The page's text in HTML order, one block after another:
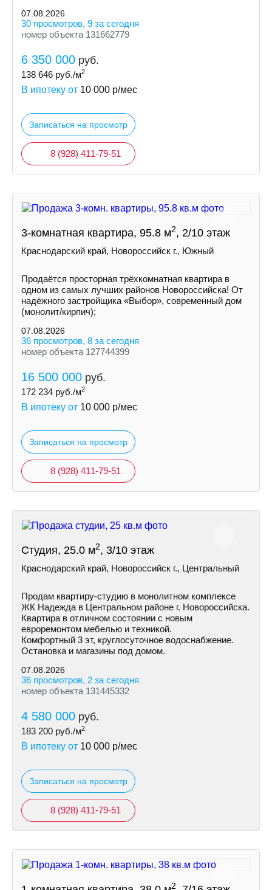
07.08.2026
30 просмотров, 9 за сегодня
номер объекта 131662779
6 350 000 руб.
138 646 руб./м2
В ипотеку от 10 000 р/мес
Записаться на просмотр
8 (928) 411-79-51
3-комнатная квартира, 95.8 м2, 2/10 этаж
Краснодарский край, Новороссийск г., Южный
Продаётся просторная трёхкомнатная квартира в
одном из самых лучших районов Новороссийска! От
надёжного застройщика «Выбор», современный дом
(монолит/кирпич);
07.08.2026
36 просмотров, 8 за сегодня
номер объекта 127744399
16 500 000 руб.
172 234 руб./м2
В ипотеку от 10 000 р/мес
Записаться на просмотр
8 (928) 411-79-51
Студия, 25.0 м2, 3/10 этаж
Краснодарский край, Новороссийск г., Центральный
Продам квартиру-студию в монолитном комплексе
ЖК Надежда в Центральном районе г. Новороссийска.
Квартира в отличном состоянии с новым
евроремонтом мебелью и техникой.
Комфортный 3 эт, круглосуточное водоснабжение.
Остановка и магазины под домом.
07.08.2026
36 просмотров, 2 за сегодня
номер объекта 131445332
4 580 000 руб.
183 200 руб./м2
В ипотеку от 10 000 р/мес
Записаться на просмотр
8 (928) 411-79-51
2